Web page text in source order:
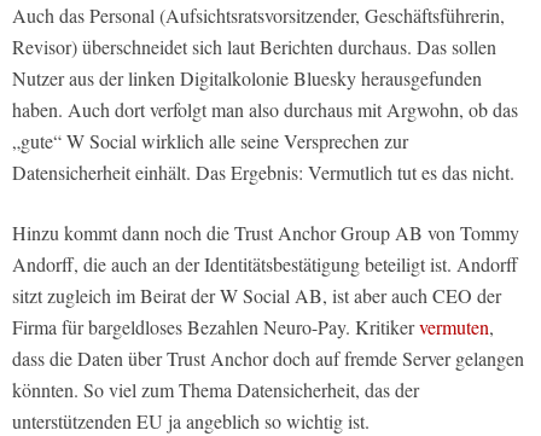
Auch das Personal (Aufsichtsratsvorsitzender, Geschäftsführerin,
Revisor) überschneidet sich laut Berichten durchaus. Das sollen
Nutzer aus der linken Digitalkolonie Bluesky herausgefunden
haben. Auch dort verfolgt man also durchaus mit Argwohn, ob das
„gute“ W Social wirklich alle seine Versprechen zur
Datensicherheit einhält. Das Ergebnis: Vermutlich tut es das nicht.
Hinzu kommt dann noch die Trust Anchor Group AB von Tommy
Andorff, die auch an der Identitätsbestätigung beteiligt ist. Andorff
sitzt zugleich im Beirat der W Social AB, ist aber auch CEO der
Firma für bargeldloses Bezahlen Neuro-Pay. Kritikervermuten,
dass die Daten über Trust Anchor doch auf fremde Server gelangen
könnten. So viel zum Thema Datensicherheit, das der
unterstützenden EU ja angeblich so wichtig ist.